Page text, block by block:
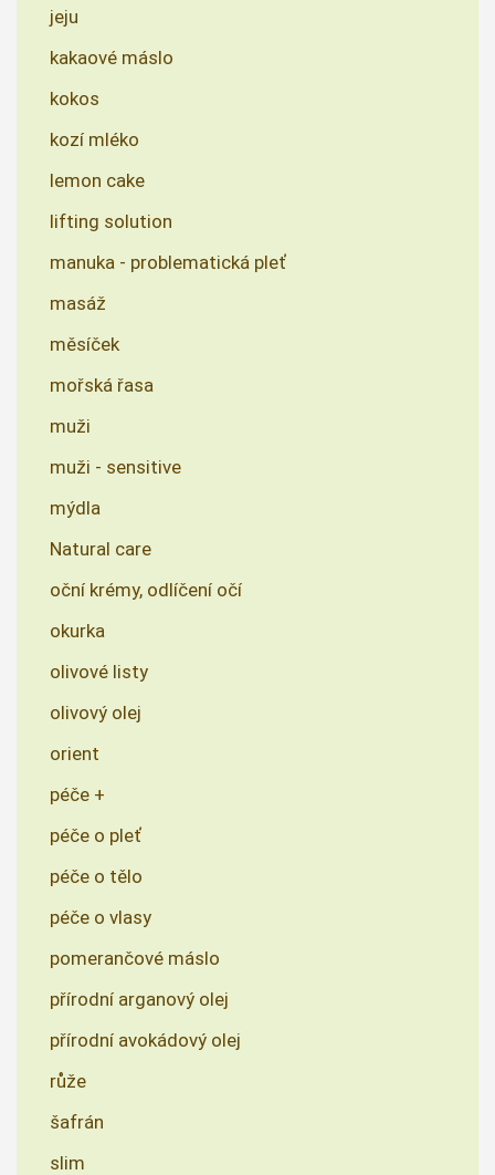
jeju
kakaové máslo
kokos
kozí mléko
lemon cake
lifting solution
manuka - problematická pleť
masáž
měsíček
mořská řasa
muži
muži - sensitive
mýdla
Natural care
oční krémy, odlíčení očí
okurka
olivové listy
olivový olej
orient
péče +
péče o pleť
péče o tělo
péče o vlasy
pomerančové máslo
přírodní arganový olej
přírodní avokádový olej
růže
šafrán
slim